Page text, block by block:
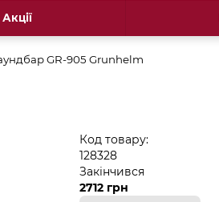
Акції
GR-905 Grunhelm
Код товару:
128328
Закінчився
2712 грн